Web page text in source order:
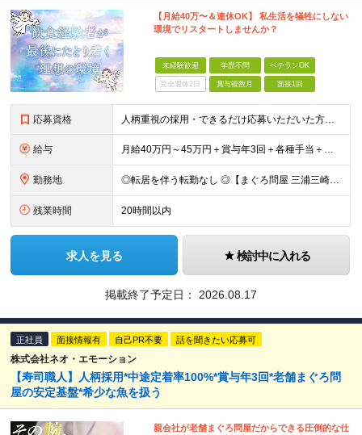
【月給40万〜＆連休OK】 私生活を犠牲にしない
環境でリスタートしませんか？
未経験歓迎 学歴不問 ベテランOK
完全週休2日 賞与複数月 面接1回
応募資格 人柄重視の採用・できるだけ応募いただいた方とお会いしてます！ ■学歴不問／ブランクOK ■飲食業界での勤務経験がある方 ★マネジメント経験者は優遇いたします ＼こんな方にピッタリ／ ◎チームをまと
給与 月給40万円～45万円＋賞与年3回＋各種手当＋交通費 ※前職給与・経験・スキルを考慮の上、決定いたします ※上記金額には固定残業代（63時間分／148,451円）を含みます。超過分は別途全額支給しま
勤務地 ◎転居を伴う転勤なし ◎【まぐろ問屋 三浦三崎港・めぐみ水産・恵み】のいずれかの店舗への配属となります ■マークイズみなとみらい店 神奈川県横浜市西区みなとみらい3-5-1 MARK IS みなとみ
残業時間 20時間以内
求人を見る 検討中に入れる
掲載終了予定日： 2026.08.17
正社員 面接情報有 自己PR不要 話を聞きたい応募可
株式会社ネオ・エモーション
【寿司職人】人柄採用*中途定着率100%*賞与年3回*老舗まぐろ問
屋の安定基盤*希少な魚を扱う
親会社が老舗まぐろ問屋だからできる圧倒的な仕